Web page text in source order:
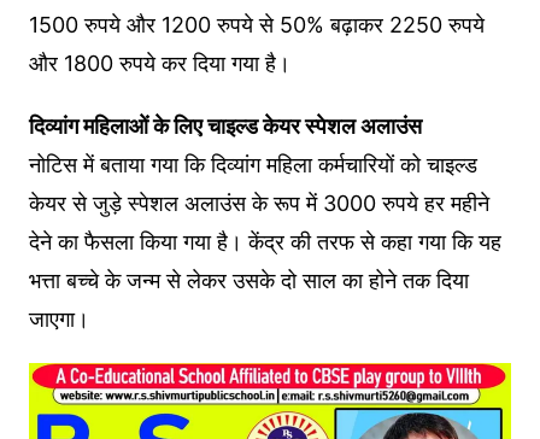
1500 रुपये और 1200 रुपये से 50% बढ़ाकर 2250 रुपये
और 1800 रुपये कर दिया गया है।
द‍िव्‍यांग महिलाओं के लिए चाइल्‍ड केयर स्‍पेशल अलाउंस
नोटिस में बताया गया क‍ि दिव्यांग महिला कर्मचारियों को चाइल्‍ड
केयर से जुड़े स्‍पेशल अलाउंस के रूप में 3000 रुपये हर महीने
देने का फैसला क‍िया गया है। केंद्र की तरफ से कहा गया क‍ि यह
भत्ता बच्चे के जन्म से लेकर उसके दो साल का होने तक दिया
जाएगा।